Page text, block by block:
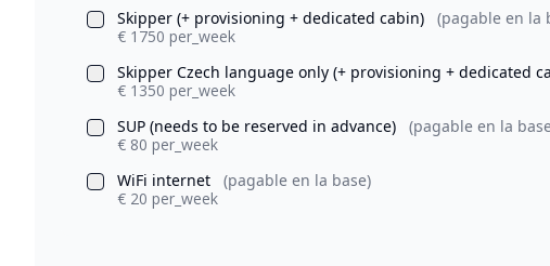
Skipper (+ provisioning + dedicated cabin)
(pagable en la
€ 1750 per_week
Skipper Czech language only (+ provisioning + dedicated
€ 1350 per_week
SUP (needs to be reserved in advance)
(pagable en la
€ 80 per_week
WiFi internet
(pagable en la base)
€ 20 per_week